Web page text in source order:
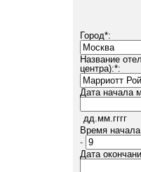
Город*:
Название
центра):*:
Дата начала
дд.мм.гггг
Время
-
Дата